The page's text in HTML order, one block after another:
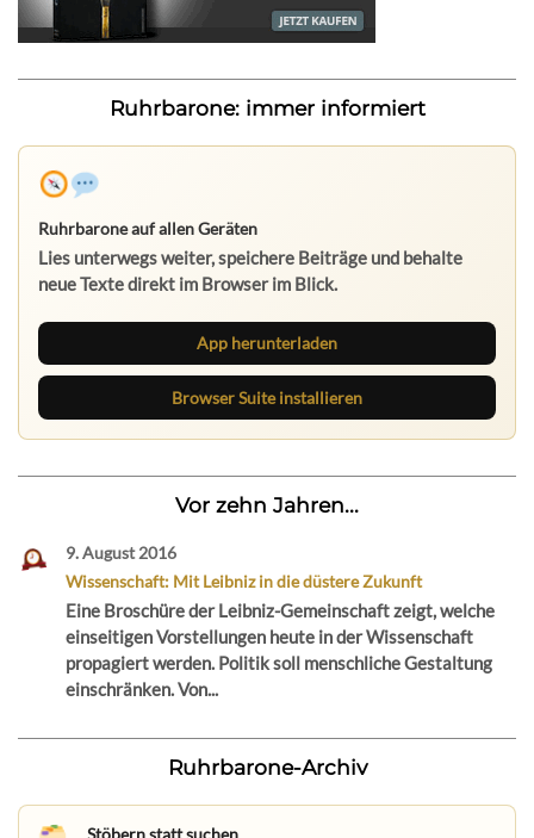
Ruhrbarone: immer informiert
Ruhrbarone auf allen Geräten
Lies unterwegs weiter, speichere Beiträge und behalte
neue Texte direkt im Browser im Blick.
App herunterladen
Browser Suite installieren
Vor zehn Jahren...
9. August 2016
Wissenschaft: Mit Leibniz in die düstere Zukunft
Eine Broschüre der Leibniz-Gemeinschaft zeigt, welche
einseitigen Vorstellungen heute in der Wissenschaft
propagiert werden. Politik soll menschliche Gestaltung
einschränken. Von...
Ruhrbarone-Archiv